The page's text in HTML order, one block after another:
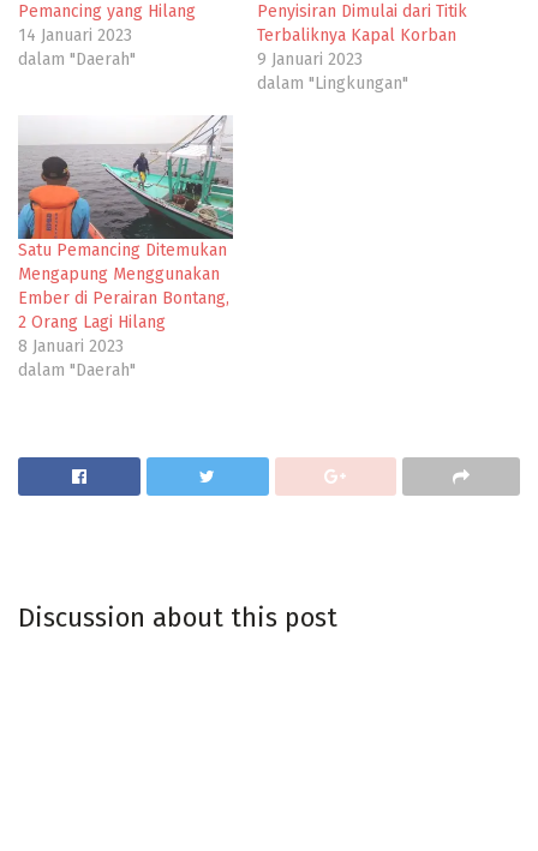
Pemancing yang Hilang
14 Januari 2023
dalam "Daerah"
Penyisiran Dimulai dari Titik
Terbaliknya Kapal Korban
9 Januari 2023
dalam "Lingkungan"
Satu Pemancing Ditemukan
Mengapung Menggunakan
Ember di Perairan Bontang,
2 Orang Lagi Hilang
8 Januari 2023
dalam "Daerah"
Discussion about this post